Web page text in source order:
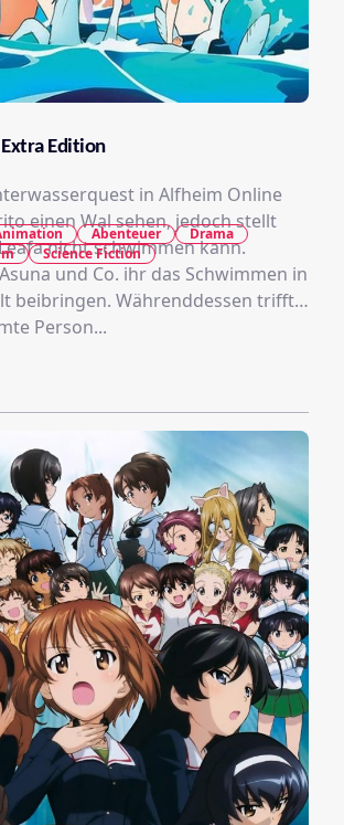
Edition
in Alfheim Online
einen Wal sehen, jedoch stellt
nicht schwimmen kann.
und Co. ihr das Schwimmen in
beibringen. Währenddessen trifft
Person...
Abenteuer
Drama
Science Fiction